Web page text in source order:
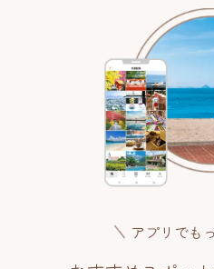
アプリでも